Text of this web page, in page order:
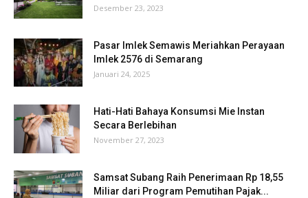
Desember 23, 2023
Pasar Imlek Semawis Meriahkan Perayaan
Imlek 2576 di Semarang
Januari 24, 2025
Hati-Hati Bahaya Konsumsi Mie Instan
Secara Berlebihan
November 27, 2023
Samsat Subang Raih Penerimaan Rp 18,55
Miliar dari Program Pemutihan Pajak...